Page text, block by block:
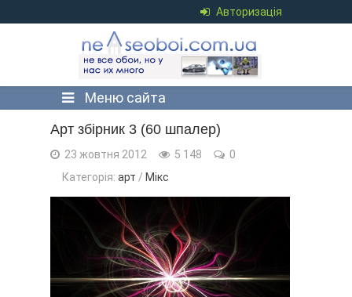
Авторизація
Меню сайта
Арт збірник 3 (60 шпалер)
23 жовтня 2012 5 148
0
Категорія: арт / Мікс